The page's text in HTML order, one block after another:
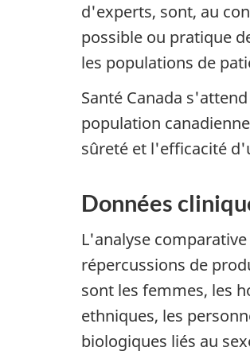
d'experts, sont, au
possible ou pratique
les populations de
Santé Canada
population
sûreté et l'efficacité
Données
L'analyse
répercussions de
sont les femmes, les
ethniques, les
biologiques liés au